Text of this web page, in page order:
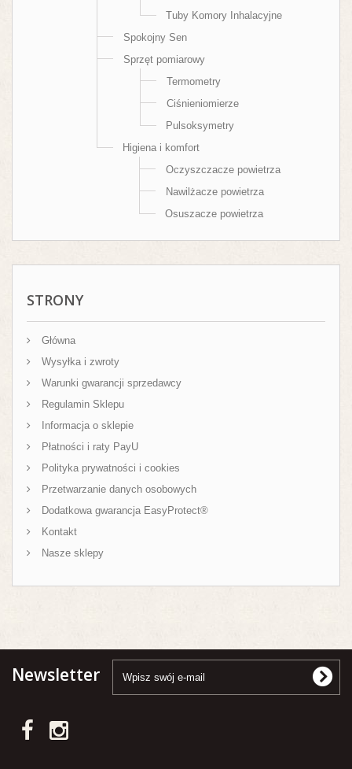
Tuby Komory Inhalacyjne
Spokojny Sen
Sprzęt pomiarowy
Termometry
Ciśnieniomierze
Pulsoksymetry
Higiena i komfort
Oczyszczacze powietrza
Nawilżacze powietrza
Osuszacze powietrza
STRONY
Główna
Wysyłka i zwroty
Warunki gwarancji sprzedawcy
Regulamin Sklepu
Informacja o sklepie
Płatności i raty PayU
Polityka prywatności i cookies
Przetwarzanie danych osobowych
Dodatkowa gwarancja EasyProtect®
Kontakt
Nasze sklepy
Newsletter